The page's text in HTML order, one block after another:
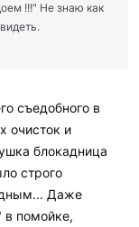
!!!" Не знаю как
съедобного в
очисток и
блокадница
строго
Даже
в помойке,